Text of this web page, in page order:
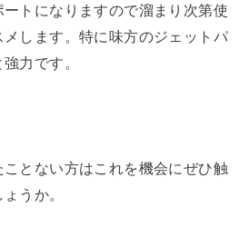
トになりますので溜まり次第使
します。特に味方のジェットパ
力です。
とない方はこれを機会にぜひ触
うか。